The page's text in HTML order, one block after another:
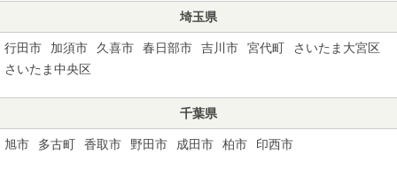
埼玉県
行田市 加須市 久喜市 春日部市 吉川市 宮代町
さいたま大宮区
さいたま中央区
千葉県
旭市 多古町 香取市 野田市 成田市 柏市 印西市